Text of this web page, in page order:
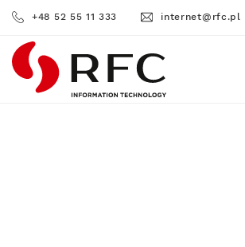
+48 52 55 11 333 internet@rfc.pl
RFC